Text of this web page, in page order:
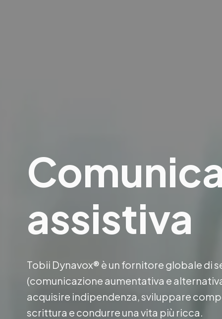
assistiva
Tobii Dynavox® è un fornitore globale di
(comunicazione aumentativa e
acquisire indipendenza, sviluppare
scrittura e condurre una vita più ricca.